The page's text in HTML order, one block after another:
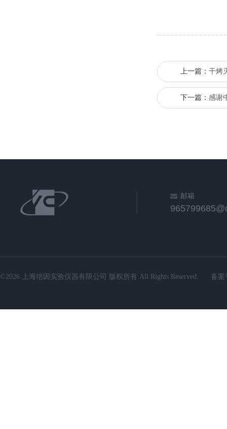
上一篇： 干烤
下一篇： 感谢
邮箱
©2026 上海培因实验仪器有限公司 版权所有 All Rights Reserved. 备案